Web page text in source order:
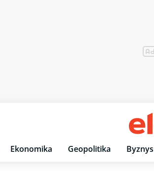
Ekonomika Geopolitika Byznys